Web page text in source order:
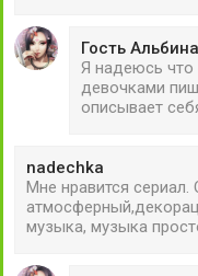
Гость Альбина
Я надеюсь что
девочками
описывает
nadechka
Мне нравится сериал.
музыка, музыка